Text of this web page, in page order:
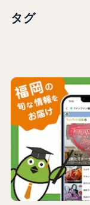
タグ